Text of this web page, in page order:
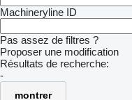
Machineryline ID
Pas assez de filtres ?
Proposer une modification
Résultats de recherche:
-
montrer